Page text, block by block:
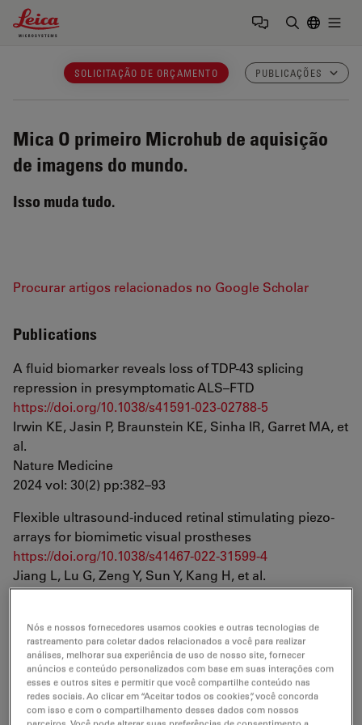
Leica Microsystems Logo
SOLICITAÇÃO DE ORÇAMENTO PUBLICAÇÕES
Mica O primeiro Microhub de aquisição
de imagens do mundo.
Isso muda tudo.
Procurar artigos relacionados no Google Scholar
Publications
A fluid biomarker reveals loss of TDP-43 splicing
repression in presymptomatic ALS–FTD
https://doi.org/10.1038/s41591-023-02788-5
Irwin KE, Jasin P, Braunstein KE, Sinha IR, Garret MA, et
al.
Nature Medicine
2024 vol: 30(2) pp:382–93
Flexible ultrasound-induced retinal stimulating piezo-
arrays for biomimetic visual prostheses
https://doi.org/10.1038/s41467-022-31599-4
Jiang L, Lu G, Zeng Y, Sun Y, Kang H, et al.
Nature Communications
Ultra-transparent, hard and antibacterial coating with
pendent quaternary pyridine salt
https://doi.org/10.1016/j.porgcoat.2022.107369
Cao Y, Yang Z, Ou J, Jiang L, Chu G, et al.
Nós e nossos fornecedores usamos cookies e outras tecnologias de
rastreamento para coletar dados relacionados a você para realizar
análises, melhorar sua experiência de uso de nosso site, fornecer
anúncios e conteúdo personalizados com base em suas interações com
esses e outros sites e permitir que você compartilhe conteúdo nas
redes sociais. Ao clicar em “Aceitar todos os cookies”, você concorda
com isso e com o compartilhamento desses dados com nossos